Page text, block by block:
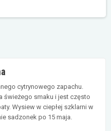
cytrynowego zapachu.
świeżego smaku i jest często
Wysiew w ciepłej szklarni w
sadzonek po 15 maja.